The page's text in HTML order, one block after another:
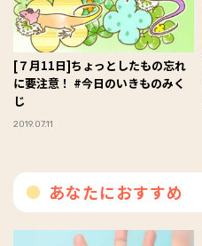
[７月11日]ちょっとしたもの忘れ
に要注意！ #今日のいきものみく
じ
2019.07.11
あなたにおすすめ